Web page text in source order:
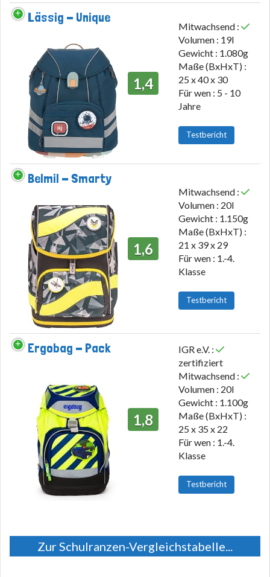
Lässig - Unique
1,4
Mitwachsend :
Volumen : 19l
Gewicht : 1.080g
Maße (BxHxT) :
25 x 40 x 30
Für wen : 5 - 10
Jahre
Testbericht
Belmil - Smarty
1,6
Mitwachsend :
Volumen : 20l
Gewicht : 1.150g
Maße (BxHxT) :
21 x 39 x 29
Für wen : 1.-4.
Klasse
Testbericht
Ergobag - Pack
1,8
IGR e.V. :
zertifiziert
Mitwachsend :
Volumen : 20l
Gewicht : 1.100g
Maße (BxHxT) :
25 x 35 x 22
Für wen : 1.-4.
Klasse
Testbericht
Zur Schulranzen-Vergleichstabelle...